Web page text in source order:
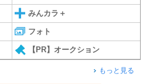
みんカラ＋
フォト
【PR】オークション
もっと見る